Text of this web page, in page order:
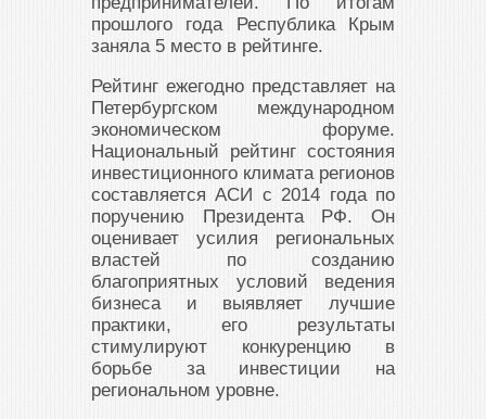
прошлого года Республика Крым
заняла 5 место в рейтинге.
Рейтинг ежегодно представляет на
Петербургском международном
экономическом форуме.
Национальный рейтинг состояния
инвестиционного климата регионов
составляется АСИ с 2014 года по
поручению Президента РФ. Он
оценивает усилия региональных
властей по созданию
благоприятных условий ведения
бизнеса и выявляет лучшие
практики, его результаты
стимулируют конкуренцию в
борьбе за инвестиции на
региональном уровне.